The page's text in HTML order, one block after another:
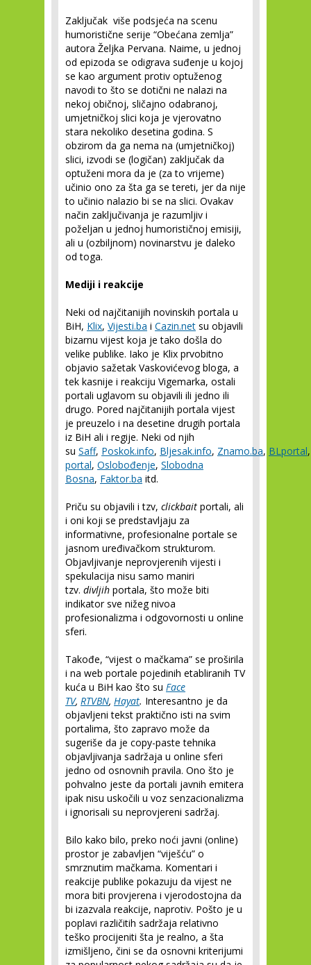
Zaključak više podsjeća na scenu
humoristične serije “Obećana zemlja”
autora Željka Pervana. Naime, u jednoj
od epizoda se odigrava suđenje u kojoj
se kao argument protiv optuženog
navodi to što se dotični ne nalazi na
nekoj običnoj, sličajno odabranoj,
umjetničkoj slici koja je vjerovatno
stara nekoliko desetina godina. S
obzirom da ga nema na (umjetničkoj)
slici, izvodi se (logičan) zaključak da
optuženi mora da je (za to vrijeme)
učinio ono za šta ga se tereti, jer da nije
to učinio nalazio bi se na slici. Ovakav
način zaključivanja je razumljiv i
poželjan u jednoj humorističnoj emisiji,
ali u (ozbiljnom) novinarstvu je daleko
od toga.
Mediji i reakcije
Neki od najčitanijih novinskih portala u
BiH, Klix, Vijesti.ba i Cazin.net su objavili
bizarnu vijest koja je tako došla do
velike publike. Iako je Klix prvobitno
objavio sažetak Vaskovićevog bloga, a
tek kasnije i reakciju Vigemarka, ostali
portali uglavom su objavili ili jedno ili
drugo. Pored najčitanijih portala vijest
je preuzelo i na desetine drugih portala
iz BiH ali i regije. Neki od njih
su Saff, Poskok.info, Bljesak.info, Znamo.ba, BLportal
portal, Oslobođenje, Slobodna
Bosna, Faktor.ba itd.
Priču su objavili i tzv, clickbait portali, ali
i oni koji se predstavljaju za
informativne, profesionalne portale se
jasnom uređivačkom strukturom.
Objavljivanje neprovjerenih vijesti i
spekulacija nisu samo maniri
tzv. divljih portala, što može biti
indikator sve nižeg nivoa
profesionalizma i odgovornosti u online
sferi.
Takođe, “vijest o mačkama” se proširila
i na web portale pojedinih etabliranih TV
kuća u BiH kao što su Face
TV, RTVBN, Hayat. Interesantno je da
objavljeni tekst praktično isti na svim
portalima, što zapravo može da
sugeriše da je copy-paste tehnika
objavljivanja sadržaja u online sferi
jedno od osnovnih pravila. Ono što je
pohvalno jeste da portali javnih emitera
ipak nisu uskočili u voz senzacionalizma
i ignorisali su neprovjereni sadržaj.
Bilo kako bilo, preko noći javni (online)
prostor je zabavljen “viješću” o
smrznutim mačkama. Komentari i
reakcije publike pokazuju da vijest ne
mora biti provjerena i vjerodostojna da
bi izazvala reakcije, naprotiv. Pošto je u
poplavi različitih sadržaja relativno
teško procijeniti šta je realno, a šta
izmišljeno, čini se da osnovni kriterijumi